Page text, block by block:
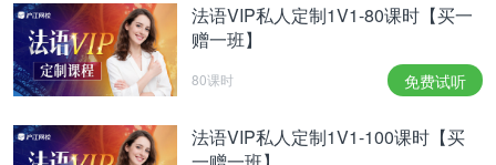
法语VIP私人定制1V1-80课时【买一
赠一班】
80课时 免费试听
法语VIP私人定制1V1-100课时【买